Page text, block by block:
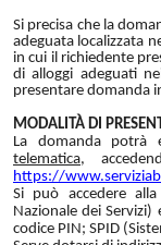
Si precisa che la
adeguata localizzata
in cui il richiedente
di alloggi adeguati
presentare domanda
MODALITÀ DI
La domanda potrà
telematica,
https://
Si può accedere
Nazionale dei Servizi)
codice PIN; SPID